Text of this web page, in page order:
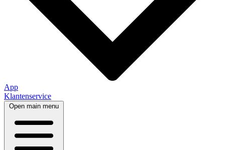
App
Klantenservice
Open main menu